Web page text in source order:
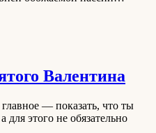
Валентина
— показать, что ты
этого не обязательно